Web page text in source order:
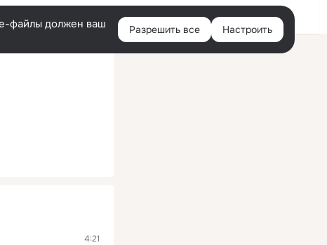
Войти
файлы должен ваш
Разрешить все Настроить
4:21